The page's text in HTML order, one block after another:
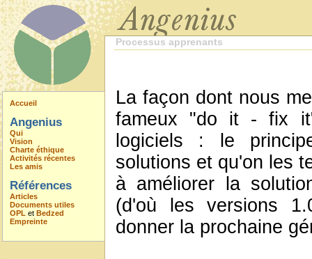
Accueil
Angenius
Qui
Vision
Charte éthique
Activités récentes
Les amis
Références
Articles
Documents utiles
OPL et Bedzed
Empreinte
Processus apprenants
La façon dont nous
fameux "do it - fix
logiciels : le
solutions et qu'on les
à améliorer la
(d'où les versions
donner la prochaine